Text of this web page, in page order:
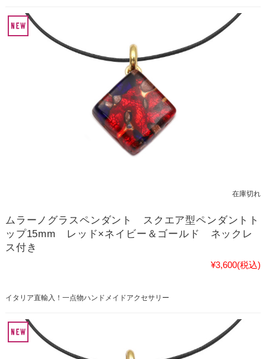
在庫切れ
ムラーノグラスペンダント スクエア型ペンダントト
ップ15mm レッド×ネイビー＆ゴールド ネックレ
ス付き
¥3,600(税込)
イタリア直輸入！一点物ハンドメイドアクセサリー